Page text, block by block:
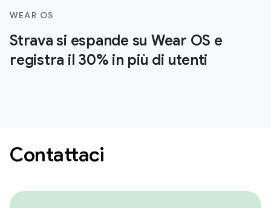
WEAR OS
Strava si espande su Wear OS e
registra il 30% in più di utenti
Contattaci